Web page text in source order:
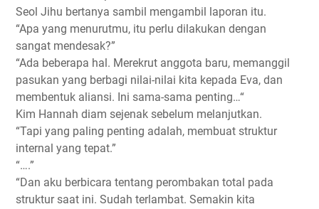
Seol Jihu bertanya sambil mengambil laporan itu.
“Apa yang menurutmu, itu perlu dilakukan dengan
sangat mendesak?”
“Ada beberapa hal. Merekrut anggota baru, memanggil
pasukan yang berbagi nilai-nilai kita kepada Eva, dan
membentuk aliansi. Ini sama-sama penting…“
Kim Hannah diam sejenak sebelum melanjutkan.
“Tapi yang paling penting adalah, membuat struktur
internal yang tepat.”
“….”
“Dan aku berbicara tentang perombakan total pada
struktur saat ini. Sudah terlambat. Semakin kita